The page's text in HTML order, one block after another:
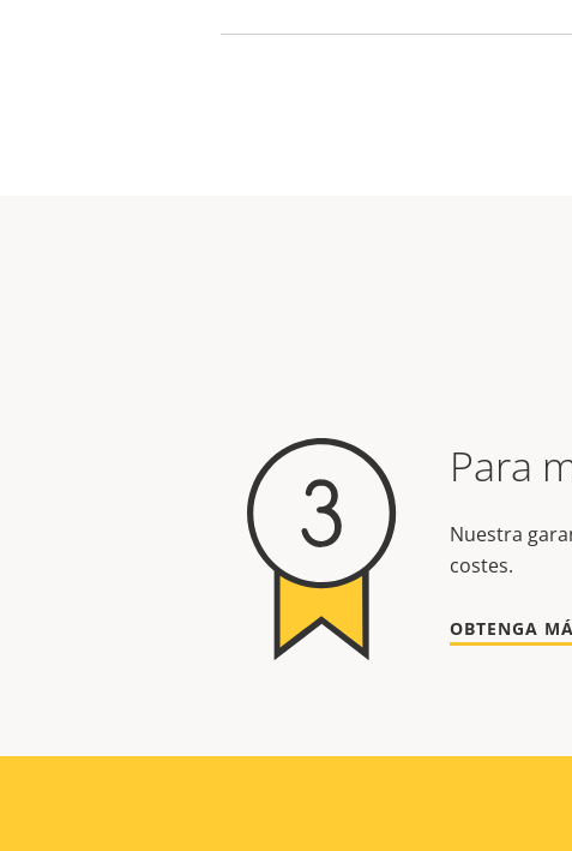
Para
Nuestra
costes.
OBTENGA